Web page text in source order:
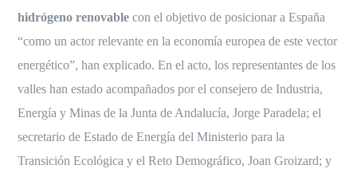
hidrógeno renovable con el objetivo de posicionar a España
“como un actor relevante en la economía europea de este vector
energético”, han explicado. En el acto, los representantes de los
valles han estado acompañados por el consejero de Industria,
Energía y Minas de la Junta de Andalucía, Jorge Paradela; el
secretario de Estado de Energía del Ministerio para la
Transición Ecológica y el Reto Demográfico, Joan Groizard; y